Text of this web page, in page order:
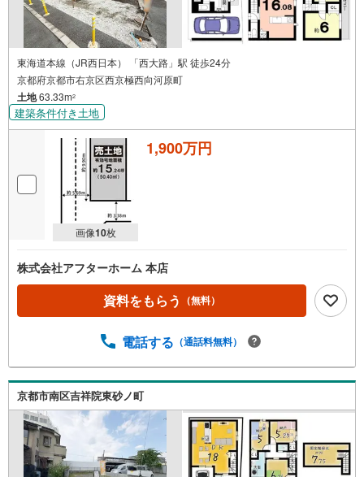
東海道本線（JR西日本） 「西大路」駅 徒歩24分
京都府京都市右京区西京極西向河原町
土地63.33m2
建築条件付き土地
画像10枚
1,900万円
株式会社アフターホーム 本店
資料をもらう （無料）
電話する （通話料無料）
京都市南区吉祥院東砂ノ町